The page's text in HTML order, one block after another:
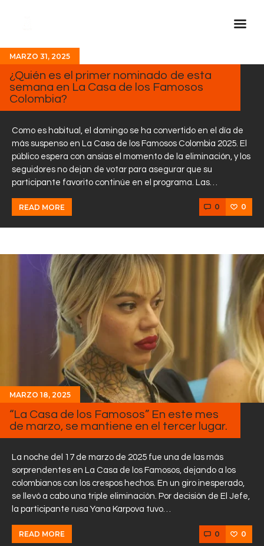
Inicio Real FM
Streaming
En Vivo
Descarga La APP
Programas
Noticias
Sobre Nosotros
Contactos
MARZO 31, 2025
¿Quién es el primer nominado de esta
semana en La Casa de los Famosos
Colombia?
Como es habitual, el domingo se ha convertido en el día de
más suspenso en La Casa de los Famosos Colombia 2025. El
público espera con ansias el momento de la eliminación, y los
seguidores no dejan de votar para asegurar que su
participante favorito continúe en el programa. Las…
READ MORE 0 0
MARZO 18, 2025
“La Casa de los Famosos” En este mes
de marzo, se mantiene en el tercer lugar.
La noche del 17 de marzo de 2025 fue una de las más
sorprendentes en La Casa de los Famosos, dejando a los
colombianos con los crespos hechos. En un giro inesperado,
se llevó a cabo una triple eliminación. Por decisión de El Jefe,
la participante rusa Yana Karpova tuvo…
READ MORE 0 0